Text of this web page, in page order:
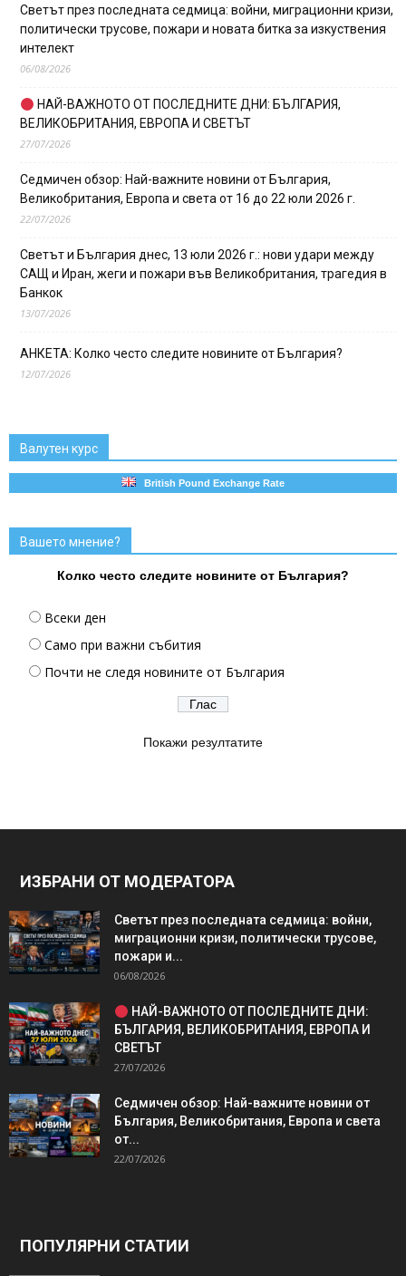
Светът през последната седмица: войни, миграционни кризи,
политически трусове, пожари и новата битка за изкуствения
интелект
06/08/2026
НАЙ-ВАЖНОТО ОТ ПОСЛЕДНИТЕ ДНИ: БЪЛГАРИЯ,
ВЕЛИКОБРИТАНИЯ, ЕВРОПА И СВЕТЪТ
27/07/2026
Седмичен обзор: Най-важните новини от България,
Великобритания, Европа и света от 16 до 22 юли 2026 г.
22/07/2026
Светът и България днес, 13 юли 2026 г.: нови удари между
САЩ и Иран, жеги и пожари във Великобритания, трагедия в
Банкок
13/07/2026
АНКЕТА: Колко често следите новините от България?
12/07/2026
Валутен курс
British Pound Exchange Rate
Вашето мнение?
Колко често следите новините от България?
Всеки ден
Само при важни събития
Почти не следя новините от България
Покажи резултатите
ИЗБРАНИ ОТ МОДЕРАТОРА
Светът през последната седмица: войни,
миграционни кризи, политически трусове,
пожари и...
06/08/2026
НАЙ-ВАЖНОТО ОТ ПОСЛЕДНИТЕ ДНИ:
БЪЛГАРИЯ, ВЕЛИКОБРИТАНИЯ, ЕВРОПА И
СВЕТЪТ
27/07/2026
Седмичен обзор: Най-важните новини от
България, Великобритания, Европа и света
от...
22/07/2026
ПОПУЛЯРНИ СТАТИИ